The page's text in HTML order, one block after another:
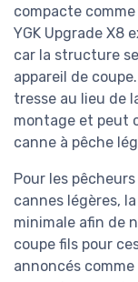
compacte
YGK Upgrade X8
car la structure
appareil de
tresse au lieu de
montage et peut
canne à pêche
Pour les
cannes légères,
minimale afin de
coupe fils pour
annoncés